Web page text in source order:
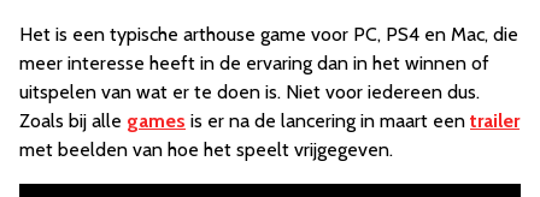
Het is een typische arthouse game voor PC, PS4 en Mac, die
meer interesse heeft in de ervaring dan in het winnen of
uitspelen van wat er te doen is. Niet voor iedereen dus.
Zoals bij alle games is er na de lancering in maart een trailer
met beelden van hoe het speelt vrijgegeven.